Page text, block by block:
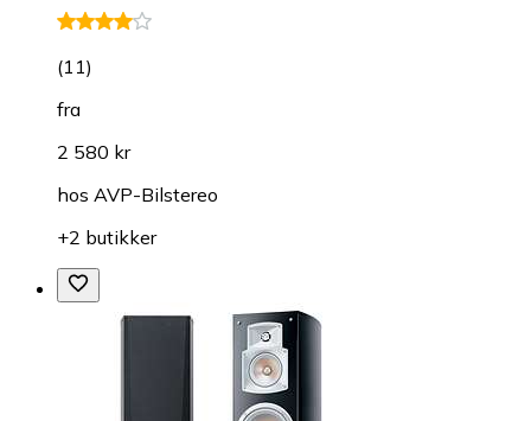
(11)
fra
2 580 kr
hos AVP-Bilstereo
+2 butikker